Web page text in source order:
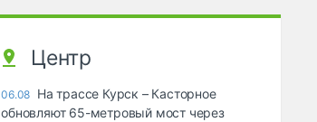
Центр
06.08 На трассе Курск – Касторное
обновляют 65-метровый мост через